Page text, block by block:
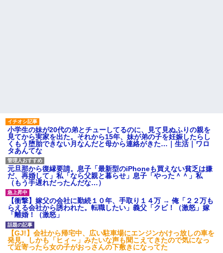
のお茶？」彼「ちっ！」私「」
【GIF】JSのカンチョーワロ
タ
後続車にクラクションを鳴ら
され彼氏が逆切れ。「何クラク
ション鳴らしてんだ！降りてこ
いよ！」と怒鳴りだし...
【衝撃】報酬100万円超の治験
募集がこちらｗｗｗｗｗ(※画像
あり)
【ネット騒然】惨殺されたタ
ワマン頂き女子のこの動画、す
げえええええｗｗｗｗｗｗｗｗ
ｗｗｗ
【愕然】白のクラウン俺氏、
高速道路左車線を制限速度で走
った結果wwwwwwwwwwww
小学生の妹が20代の弟とチューしてるのに、見て見ぬふりの親を
見てから実家を出た。それから15年、妹が弟の子を妊娠したらし
くもう堕胎できない月なんだと母から連絡がきた…｜生活｜ワロ
タあんてな
元旦那から復縁要請。息子「最新型のiPhoneも買えない貧乏は嫌
だ、再婚して」私「なら父親と暮らせ」息子「やった＾＾」私
（もう手遅れだったんだな…）
【衝撃】嫁父の会社に勤続１０年、手取り１４万 → 俺「２２万も
らえる会社から誘われた。転職したい」義父「クビ！（激怒」嫁
「離婚！（激怒」
【GJ!】会社から帰宅中、広い駐車場にエンジンかけっ放しの車を
発見。しかも「ヒィ～」みたいな声も聞こえてきたので気になっ
て近寄ったら女の子がおっさんの下敷きになってた